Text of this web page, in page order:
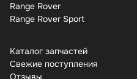
Range Rover
Range Rover Sport
Каталог запчастей
Свежие поступления
Отзывы